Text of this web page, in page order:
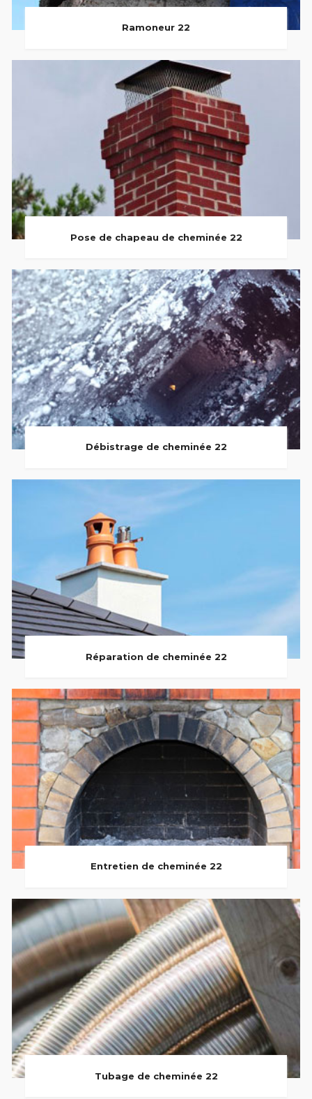
Ramoneur 22
Pose de chapeau de cheminée 22
Débistrage de cheminée 22
Réparation de cheminée 22
Entretien de cheminée 22
Tubage de cheminée 22